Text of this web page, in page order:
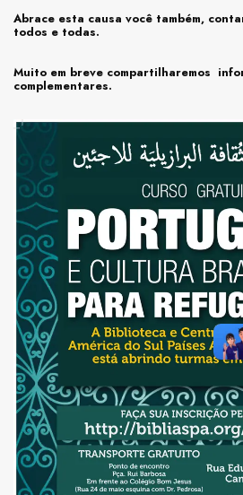
Abrace esta causa você também,
todos e todas.
Muito em breve compartilharemos
complementares.